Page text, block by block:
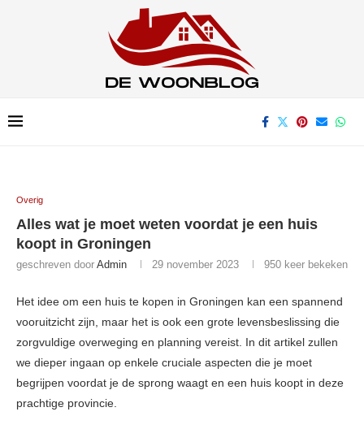
Overig
Alles wat je moet weten voordat je een huis
koopt in Groningen
geschreven door Admin 29 november 2023 950 keer bekeken
Het idee om een huis te kopen in Groningen kan een spannend
vooruitzicht zijn, maar het is ook een grote levensbeslissing die
zorgvuldige overweging en planning vereist. In dit artikel zullen
we dieper ingaan op enkele cruciale aspecten die je moet
begrijpen voordat je de sprong waagt en een huis koopt in deze
prachtige provincie.